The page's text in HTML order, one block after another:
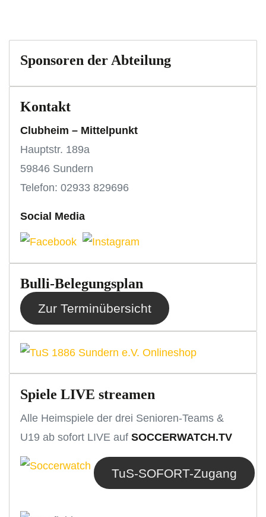
Sponsoren der Abteilung
Kontakt
Clubheim – Mittelpunkt
Hauptstr. 189a
59846 Sundern
Telefon: 02933 829696
Social Media
Bulli-Belegungsplan
Zur Terminübersicht
Spiele LIVE streamen
Alle Heimspiele der drei Senioren-Teams &
U19 ab sofort LIVE aufSOCCERWATCH.TV
TuS-SOFORT-Zugang